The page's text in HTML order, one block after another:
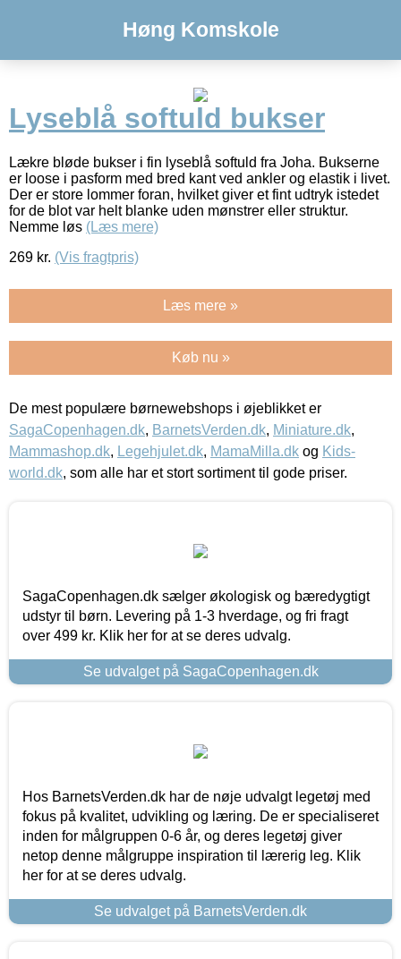
Høng Komskole
Lyseblå softuld bukser
Lækre bløde bukser i fin lyseblå softuld fra Joha. Bukserne
er loose i pasform med bred kant ved ankler og elastik i livet.
Der er store lommer foran, hvilket giver et fint udtryk istedet
for de blot var helt blanke uden mønstrer eller struktur.
Nemme løs (Læs mere)
269 kr. (Vis fragtpris)
Læs mere »
Køb nu »
De mest populære børnewebshops i øjeblikket er
SagaCopenhagen.dk, BarnetsVerden.dk, Miniature.dk,
Mammashop.dk, Legehjulet.dk, MamaMilla.dk og Kids-
world.dk, som alle har et stort sortiment til gode priser.
SagaCopenhagen.dk sælger økologisk og bæredygtigt
udstyr til børn. Levering på 1-3 hverdage, og fri fragt
over 499 kr. Klik her for at se deres udvalg.
Se udvalget på SagaCopenhagen.dk
Hos BarnetsVerden.dk har de nøje udvalgt legetøj med
fokus på kvalitet, udvikling og læring. De er specialiseret
inden for målgruppen 0-6 år, og deres legetøj giver
netop denne målgruppe inspiration til lærerig leg. Klik
her for at se deres udvalg.
Se udvalget på BarnetsVerden.dk